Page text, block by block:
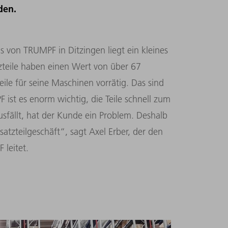
TRUMPF in Ditzingen liegt ein kleines
haben einen Wert von über 67
für seine Maschinen vorrätig. Das sind
ist es enorm wichtig, die Teile schnell zum
hat der Kunde ein Problem. Deshalb
sagt Axel Erber, der den
leitet.